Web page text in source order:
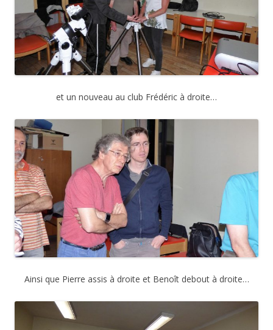
et un nouveau au club Frédéric à droite…
Ainsi que Pierre assis à droite et Benoît debout à droite…